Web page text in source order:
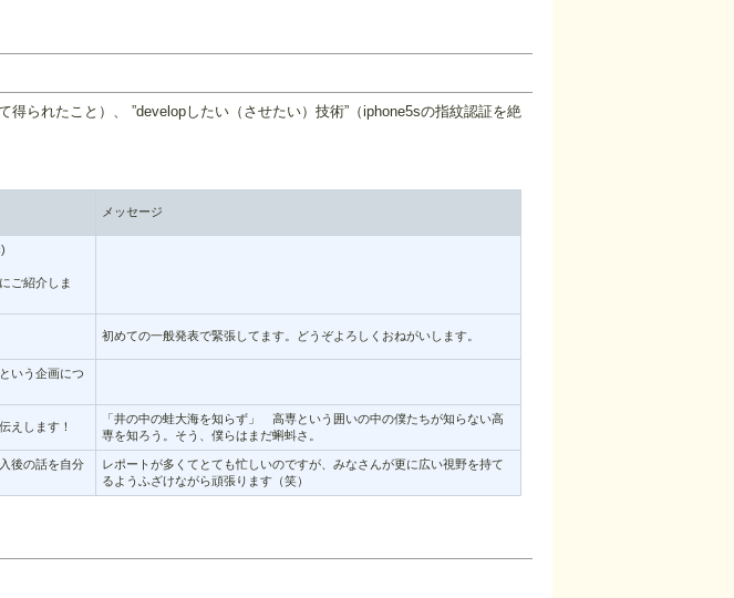
られたこと）、 ”developしたい（させたい）技術”（iphone5sの指紋認証を絶
メッセージ
ご紹介しま
初めての一般発表で緊張してます。どうぞよろしくおねがいします。
いう企画につ
えします！
「井の中の蛙大海を知らず」 高専という囲いの中の僕たちが知らない高
専を知ろう。そう、僕らはまだ蝌蚪さ。
後の話を自分
レポートが多くてとても忙しいのですが、みなさんが更に広い視野を持て
るようふざけながら頑張ります（笑）